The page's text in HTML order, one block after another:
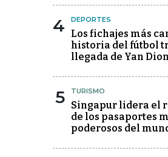
4 DEPORTES
Los fichajes más
historia del fútbol
llegada de Yan
5 TURISMO
Singapur lidera el
de los pasaportes
poderosos del